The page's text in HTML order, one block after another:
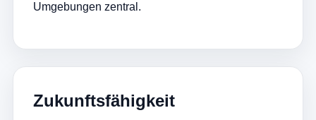
Umgebungen zentral.
Zukunftsfähigkeit